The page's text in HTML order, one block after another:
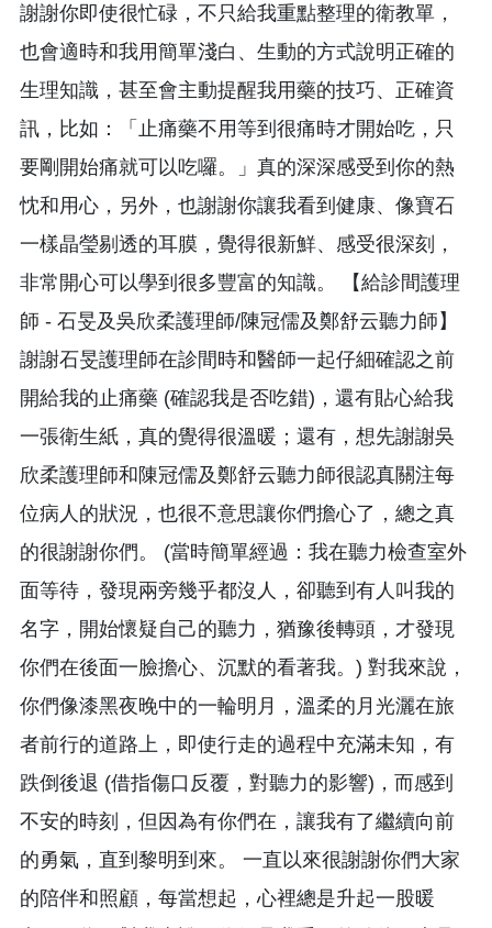
謝謝你即使很忙碌，不只給我重點整理的衛教單，
也會適時和我用簡單淺白、生動的方式說明正確的
生理知識，甚至會主動提醒我用藥的技巧、正確資
訊，比如：「止痛藥不用等到很痛時才開始吃，只
要剛開始痛就可以吃囉。」真的深深感受到你的熱
忱和用心，另外，也謝謝你讓我看到健康、像寶石
一樣晶瑩剔透的耳膜，覺得很新鮮、感受很深刻，
非常開心可以學到很多豐富的知識。 【給診間護理
師 - 石旻及吳欣柔護理師/陳冠儒及鄭舒云聽力師】
謝謝石旻護理師在診間時和醫師一起仔細確認之前
開給我的止痛藥 (確認我是否吃錯)，還有貼心給我
一張衛生紙，真的覺得很溫暖；還有，想先謝謝吳
欣柔護理師和陳冠儒及鄭舒云聽力師很認真關注每
位病人的狀況，也很不意思讓你們擔心了，總之真
的很謝謝你們。 (當時簡單經過：我在聽力檢查室外
面等待，發現兩旁幾乎都沒人，卻聽到有人叫我的
名字，開始懷疑自己的聽力，猶豫後轉頭，才發現
你們在後面一臉擔心、沉默的看著我。) 對我來說，
你們像漆黑夜晚中的一輪明月，溫柔的月光灑在旅
者前行的道路上，即使行走的過程中充滿未知，有
跌倒後退 (借指傷口反覆，對聽力的影響)，而感到
不安的時刻，但因為有你們在，讓我有了繼續向前
的勇氣，直到黎明到來。 一直以來很謝謝你們大家
的陪伴和照顧，每當想起，心裡總是升起一股暖